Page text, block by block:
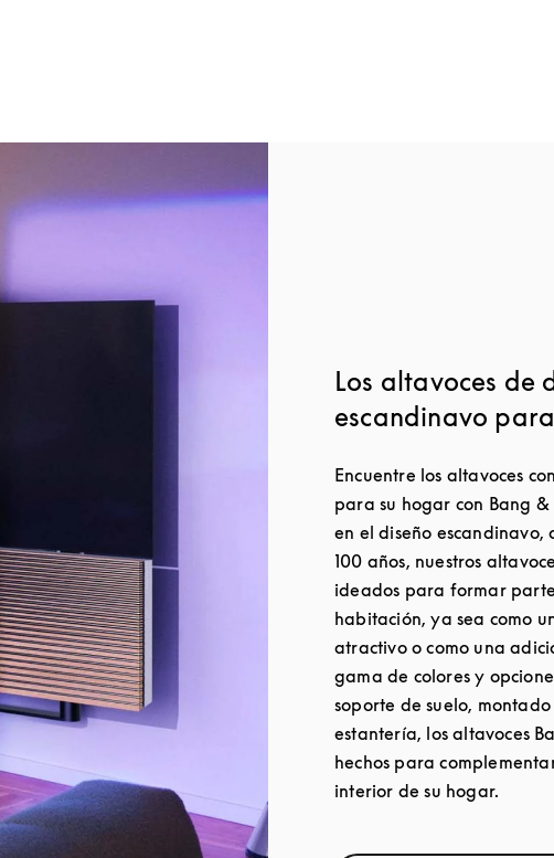
Los altavoces de
escandinavo
Encuentre los altavoces
para su hogar con Bang
en el diseño escandinavo,
100 años, nuestros
ideados para formar
habitación, ya sea como
atractivo o como una
gama de colores y
soporte de suelo,
estantería, los altavoces
hechos para
interior de su hogar.